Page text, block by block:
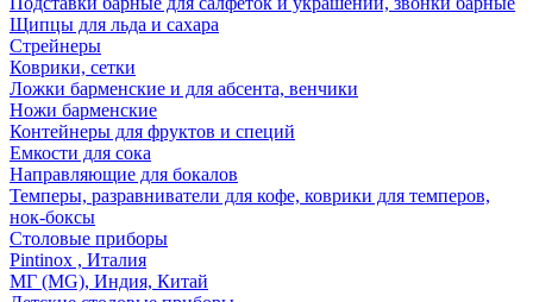
Щипцы для льда и сахара
Стрейнеры
Коврики, сетки
Ложки барменские и для абсента, венчики
Ножи барменские
Контейнеры для фруктов и специй
Емкости для сока
Направляющие для бокалов
Темперы, разравниватели для кофе, коврики для темперов,
нок-боксы
Столовые приборы
Pintinox , Италия
МГ (MG), Индия, Китай